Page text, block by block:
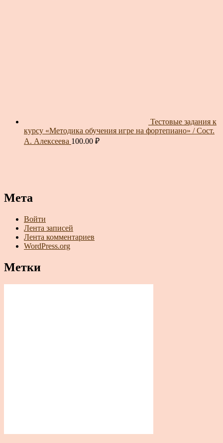
Тестовые задания к
курсу «Методика обучения игре на фортепиано» / Сост.
А. Алексеева 100.00 ₽
Мета
Войти
Лента записей
Лента комментариев
WordPress.org
Метки